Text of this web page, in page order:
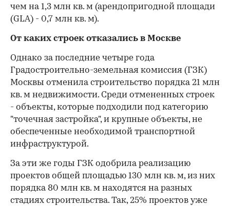
чем на 1,3 млн кв. м (арендопригодной площади
(GLA) - 0,7 млн кв. м).
От каких строек отказались в Москве
Однако за последние четыре года
Градостроительно-земельная комиссия (ГЗК)
Москвы отменила строительство порядка 21 млн
кв. м недвижимости. Среди отмененных строек
- объекты, которые подходили под категорию
"точечная застройка", и крупные объекты, не
обеспеченные необходимой транспортной
инфраструктурой.
За эти же годы ГЗК одобрила реализацию
проектов общей площадью 130 млн кв. м, из них
порядка 80 млн кв. м находятся на разных
стадиях строительства. Так, 25% проектов уже